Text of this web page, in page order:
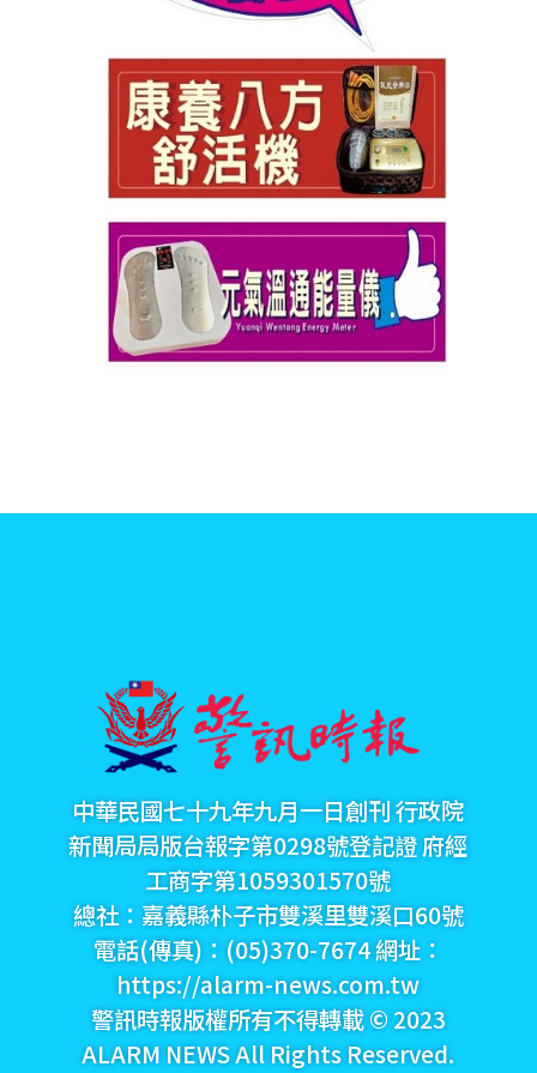
中華民國七十九年九月一日創刊 行政院
新聞局局版台報字第0298號登記證 府經
工商字第1059301570號
總社：嘉義縣朴子市雙溪里雙溪口60號
電話(傳真)：(05)370-7674 網址：
https://alarm-news.com.tw
警訊時報版權所有不得轉載 © 2023
ALARM NEWS All Rights Reserved.